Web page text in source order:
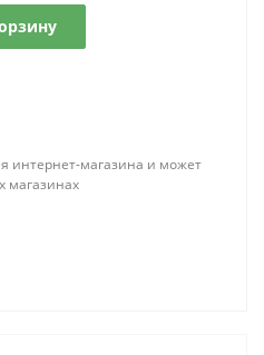
интернет-магазина и может
магазинах